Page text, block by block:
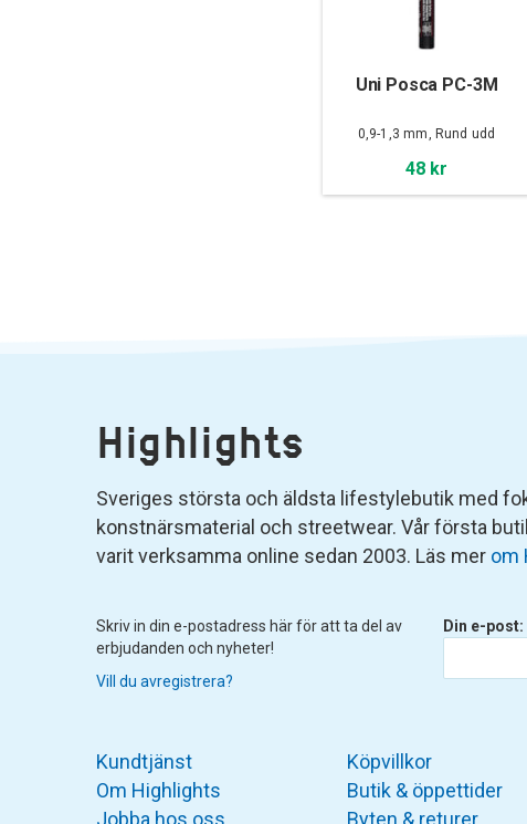
Uni Posca PC-3M
0,9-1,3 mm, Rund udd
48 kr
Highlights
Sveriges största och äldsta lifestylebutik med
konstnärsmaterial och streetwear. Vår första
varit verksamma online sedan 2003. Läs mer om
Skriv in din e-postadress här för att ta del av
erbjudanden och nyheter!
Vill du avregistrera?
Din e-post:
Kundtjänst
Om Highlights
Jobba hos oss
Köpvillkor
Butik & öppettider
Byten & returer